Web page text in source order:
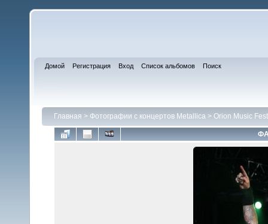
Домой Регистрация Вход Список альбомов Поиск
Главная > Фотографии с концертов Metallica > Orion Music